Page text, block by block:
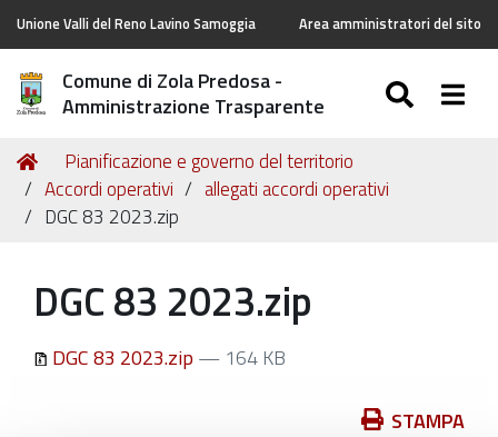
Unione Valli del Reno Lavino Samoggia Area amministratori del sito
Comune di Zola Predosa -
Amministrazione Trasparente
Tu
sei
qui:
Home
Pianificazione e governo del territorio
Accordi operativi
allegati accordi operativi
DGC 83 2023.zip
DGC 83 2023.zip
DGC 83 2023.zip — 164 KB
STAMPA